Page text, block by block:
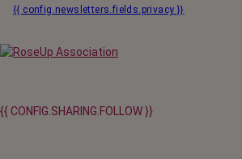
{{ config.newsletters.fields.privacy }}
{{ CONFIG.SHARING.FOLLOW }}